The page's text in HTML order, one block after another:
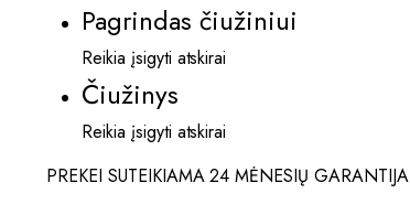
Pagrindas čiužiniui
Reikia įsigyti atskirai
Čiužinys
Reikia įsigyti atskirai
PREKEI SUTEIKIAMA 24 MĖNESIŲ GARANTIJA